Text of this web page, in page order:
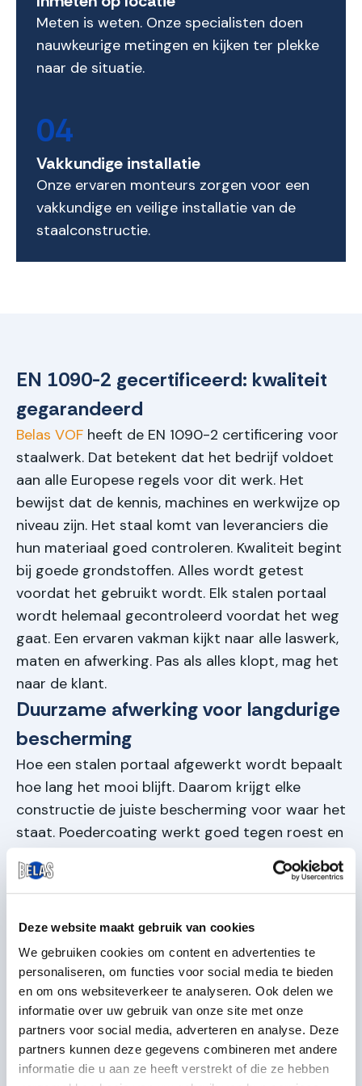
Deze website maakt gebruik van cookies
We gebruiken cookies om content en advertenties te
personaliseren, om functies voor social media te bieden
en om ons websiteverkeer te analyseren. Ook delen we
informatie over uw gebruik van onze site met onze
partners voor social media, adverteren en analyse. Deze
partners kunnen deze gegevens combineren met andere
informatie die u aan ze heeft verstrekt of die ze hebben
Meten is weten. Onze specialisten doen
nauwkeurige metingen en kijken ter plekke
naar de situatie.
04
Vakkundige installatie
Onze ervaren monteurs zorgen voor een
vakkundige en veilige installatie van de
staalconstructie.
EN 1090-2 gecertificeerd: kwaliteit
gegarandeerd
Belas VOF heeft de EN 1090-2 certificering voor
staalwerk. Dat betekent dat het bedrijf voldoet
aan alle Europese regels voor dit werk. Het
bewijst dat de kennis, machines en werkwijze op
niveau zijn. Het staal komt van leveranciers die
hun materiaal goed controleren. Kwaliteit begint
bij goede grondstoffen. Alles wordt getest
voordat het gebruikt wordt. Elk stalen portaal
wordt helemaal gecontroleerd voordat het weg
gaat. Een ervaren vakman kijkt naar alle laswerk,
maten en afwerking. Pas als alles klopt, mag het
naar de klant.
Duurzame afwerking voor langdurige
bescherming
Hoe een stalen portaal afgewerkt wordt bepaalt
hoe lang het mooi blijft. Daarom krijgt elke
constructie de juiste bescherming voor waar het
staat. Poedercoating werkt goed tegen roest en
een dubbele laag op. Eerst een primer tegen het
staal en daaroverheen een deklaag voor
bescherming en uiterlijk. Net zoals bij aluminium
hekwerk projecten waar duurzaamheid voorop
staat. Kleur kiezen mag helemaal zelf. Er zijn
genoeg mogelijkheden zodat het stalen portaal
past bij de rest van het pand. Deze flexibiliteit
kennen klanten ook van glazen balustrade en
frans balkon projecten.